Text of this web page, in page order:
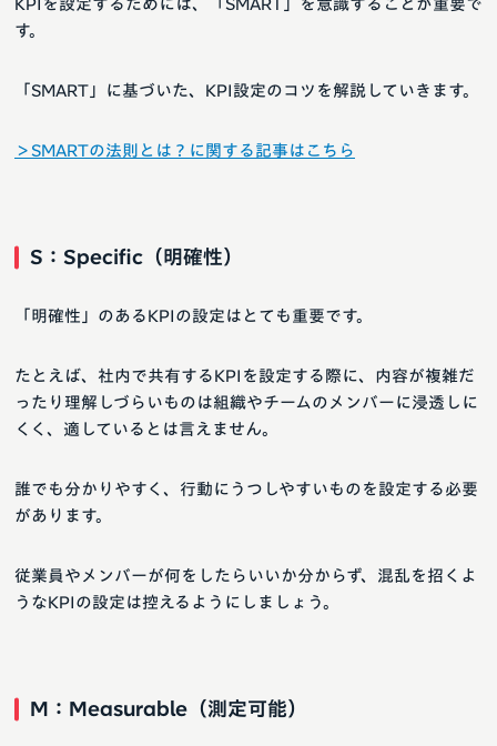
KPIを設定するためには、「SMART」を意識することが重要で
す。
「SMART」に基づいた、KPI設定のコツを解説していきます。
＞SMARTの法則とは？に関する記事はこちら
S：Specific（明確性）
「明確性」のあるKPIの設定はとても重要です。
たとえば、社内で共有するKPIを設定する際に、内容が複雑だ
ったり理解しづらいものは組織やチームのメンバーに浸透しに
くく、適しているとは言えません。
誰でも分かりやすく、行動にうつしやすいものを設定する必要
があります。
従業員やメンバーが何をしたらいいか分からず、混乱を招くよ
うなKPIの設定は控えるようにしましょう。
M：Measurable（測定可能）